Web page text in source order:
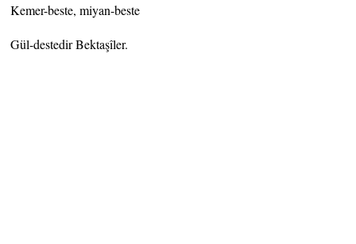
Kemer-beste, miyan-beste
Gül-destedir Bektaşîler.